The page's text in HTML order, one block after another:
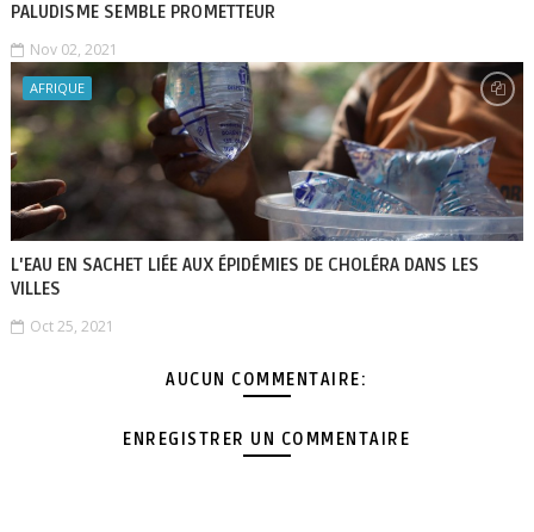
PALUDISME SEMBLE PROMETTEUR
Nov 02, 2021
AFRIQUE
L'EAU EN SACHET LIÉE AUX ÉPIDÉMIES DE CHOLÉRA DANS LES
VILLES
Oct 25, 2021
AUCUN COMMENTAIRE:
ENREGISTRER UN COMMENTAIRE